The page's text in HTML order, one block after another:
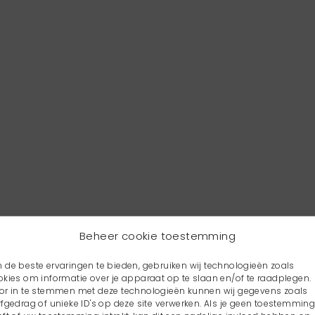
Beheer cookie toestemming
de beste ervaringen te bieden, gebruiken wij technologieën zoals
om informatie over je apparaat op te slaan en/of te raadplegen.
in te stemmen met deze technologieën kunnen wij gegevens zoals
of unieke ID's op deze site verwerken. Als je geen toestemming